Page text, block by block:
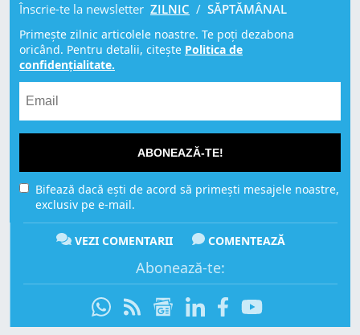
Înscrie-te la newsletter ZILNIC / SĂPTĂMÂNAL
Primește zilnic articolele noastre. Te poți dezabona
oricând. Pentru detalii, citește Politica de
confidențialitate.
ABONEAZĂ-TE!
Bifează dacă ești de acord să primești mesajele noastre,
exclusiv pe e-mail.
VEZI COMENTARII COMENTEAZĂ
Abonează-te: